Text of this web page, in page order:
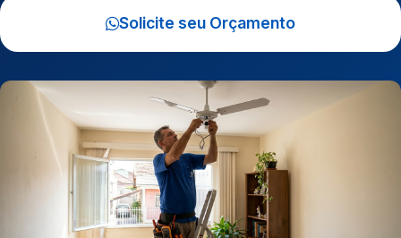
Solicite seu Orçamento